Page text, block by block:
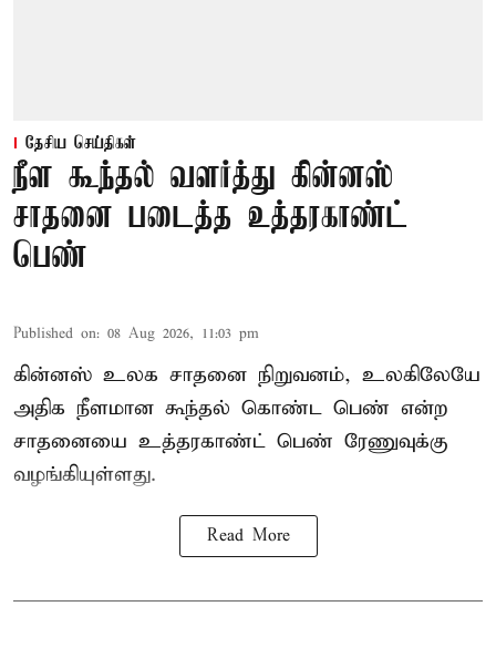
தேசிய செய்திகள்
நீள கூந்தல் வளர்த்து கின்னஸ்
சாதனை படைத்த உத்தரகாண்ட்
பெண்
Published on: 08 Aug 2026, 11:03 pm
கின்னஸ் உலக சாதனை நிறுவனம், உலகிலேயே
அதிக நீளமான கூந்தல் கொண்ட பெண் என்ற
சாதனையை உத்தரகாண்ட் பெண் ரேணுவுக்கு
வழங்கியுள்ளது.
Read More